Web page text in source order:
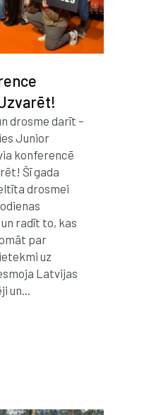
drosme darīt –
Junior
konferencē
Šī gada
drosmei
radīt to, kas
par
uz
Latvijas
un...